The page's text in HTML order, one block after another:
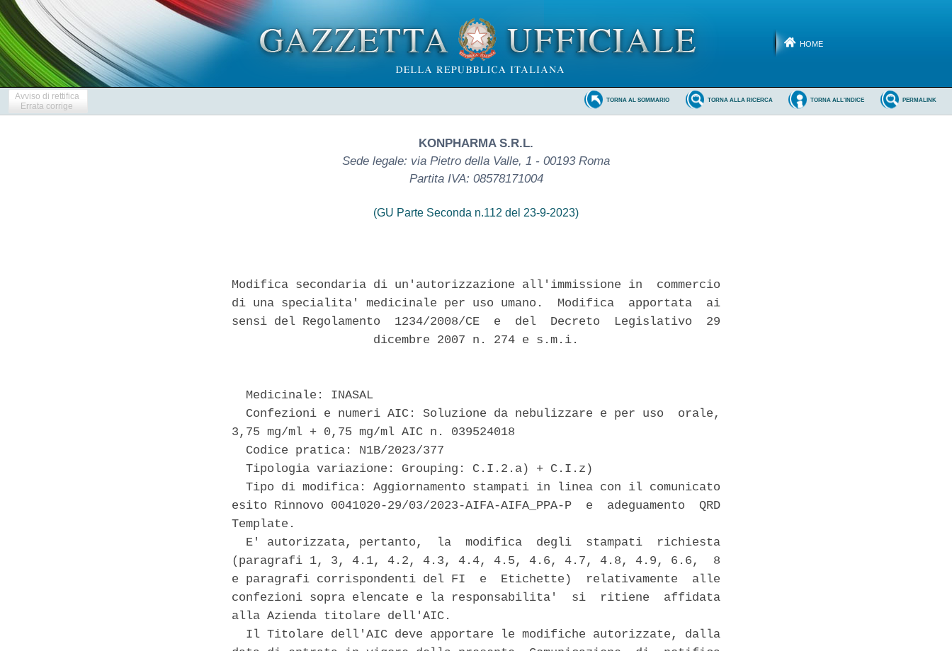
HOME
Avviso di rettifica
Errata corrige
PERMALINK
TORNA ALL'INDICE
TORNA ALLA RICERCA
TORNA AL SOMMARIO
KONPHARMA S.R.L.
Sede legale: via Pietro della Valle, 1 - 00193 Roma
Partita IVA: 08578171004
(GU Parte Seconda n.112 del 23-9-2023)
Modifica secondaria di un'autorizzazione all'immissione in  commercio
di una specialita' medicinale per uso umano.  Modifica  apportata  ai
sensi del Regolamento  1234/2008/CE  e  del  Decreto  Legislativo  29
                    dicembre 2007 n. 274 e s.m.i.
  Medicinale: INASAL
  Confezioni e numeri AIC: Soluzione da nebulizzare e per uso  orale,
3,75 mg/ml + 0,75 mg/ml AIC n. 039524018
  Codice pratica: N1B/2023/377
  Tipologia variazione: Grouping: C.I.2.a) + C.I.z)
  Tipo di modifica: Aggiornamento stampati in linea con il comunicato
esito Rinnovo 0041020-29/03/2023-AIFA-AIFA_PPA-P  e  adeguamento  QRD
Template.
  E' autorizzata, pertanto,  la  modifica  degli  stampati  richiesta
(paragrafi 1, 3, 4.1, 4.2, 4.3, 4.4, 4.5, 4.6, 4.7, 4.8, 4.9, 6.6,  8
e paragrafi corrispondenti del FI  e  Etichette)  relativamente  alle
confezioni sopra elencate e la responsabilita'  si  ritiene  affidata
alla Azienda titolare dell'AIC.
  Il Titolare dell'AIC deve apportare le modifiche autorizzate, dalla